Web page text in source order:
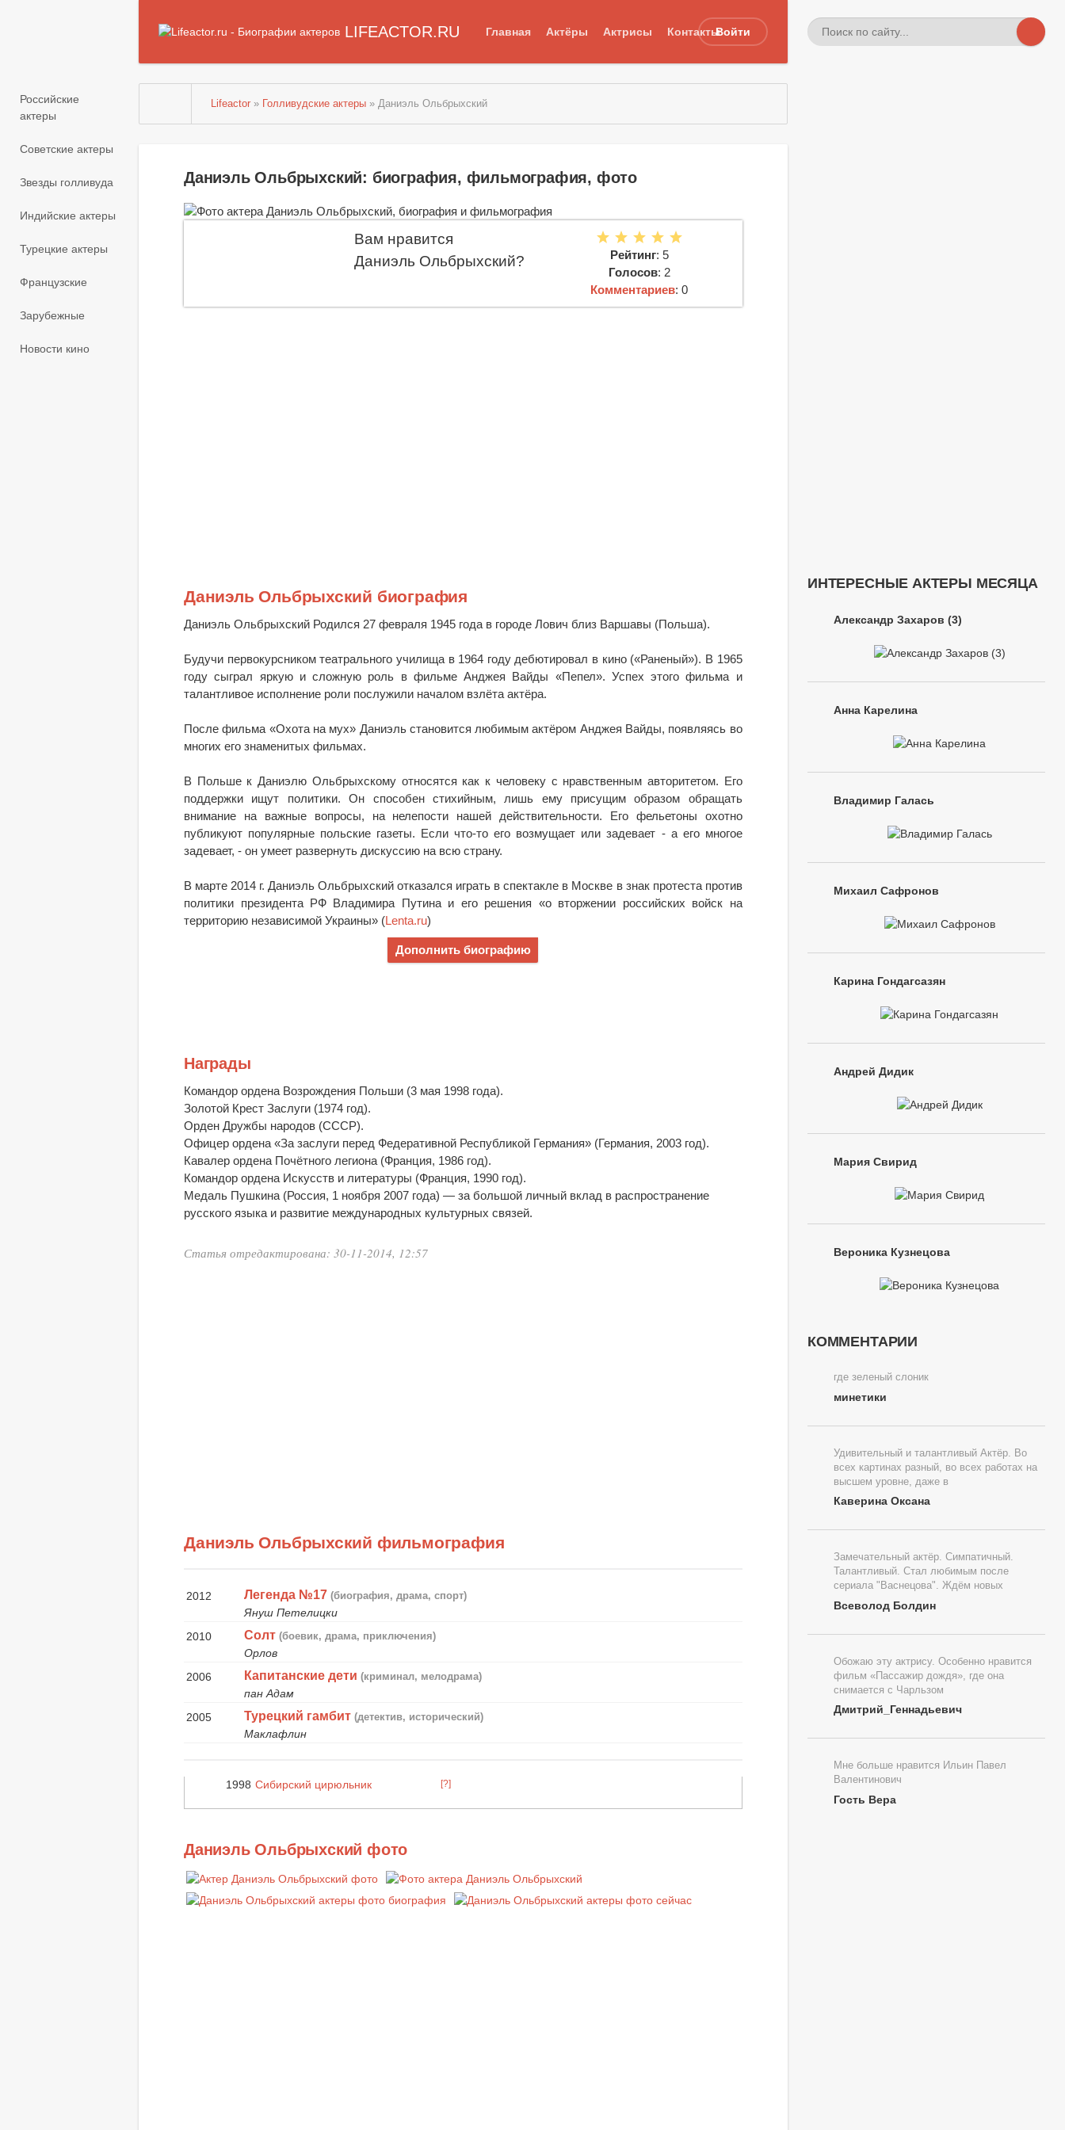
LIFEACTOR.RU Главная Актёры Актрисы КонтактыВойти
Российские
актеры
Советские актеры
Звезды голливуда
Индийские актеры
Турецкие актеры
Французские
Зарубежные
Новости кино
Lifeactor » Голливудские актеры » Даниэль Ольбрыхский
Даниэль Ольбрыхский: биография, фильмография, фото
Вам нравится
Даниэль Ольбрыхский?
Рейтинг: 5
Голосов: 2
Комментариев: 0
Даниэль Ольбрыхский биография
Даниэль Ольбрыхский Родился 27 февраля 1945 года в городе Лович близ Варшавы (Польша).
Будучи первокурсником театрального училища в 1964 году дебютировал в кино («Раненый»). В 1965
году сыграл яркую и сложную роль в фильме Анджея Вайды «Пепел». Успех этого фильма и
талантливое исполнение роли послужили началом взлёта актёра.
После фильма «Охота на мух» Даниэль становится любимым актёром Анджея Вайды, появляясь во
многих его знаменитых фильмах.
В Польше к Даниэлю Ольбрыхскому относятся как к человеку с нравственным авторитетом. Его
поддержки ищут политики. Он способен стихийным, лишь ему присущим образом обращать
внимание на важные вопросы, на нелепости нашей действительности. Его фельетоны охотно
публикуют популярные польские газеты. Если что-то его возмущает или задевает - а его многое
задевает, - он умеет развернуть дискуссию на всю страну.
В марте 2014 г. Даниэль Ольбрыхский отказался играть в спектакле в Москве в знак протеста против
политики президента РФ Владимира Путина и его решения «о вторжении российских войск на
территорию независимой Украины» (Lenta.ru)
Дополнить биографию
Награды
Командор ордена Возрождения Польши (3 мая 1998 года).
Золотой Крест Заслуги (1974 год).
Орден Дружбы народов (СССР).
Офицер ордена «За заслуги перед Федеративной Республикой Германия» (Германия, 2003 год).
Кавалер ордена Почётного легиона (Франция, 1986 год).
Командор ордена Искусств и литературы (Франция, 1990 год).
Медаль Пушкина (Россия, 1 ноября 2007 года) — за большой личный вклад в распространение
русского языка и развитие международных культурных связей.
Статья отредактирована: 30-11-2014, 12:57
Даниэль Ольбрыхский фильмография
2012 Легенда №17 (биография, драма, спорт)
Януш Петелицки
2010
Солт (боевик, драма, приключения)
Орлов
2006
Капитанские дети (криминал, мелодрама)
пан Адам
2005
Турецкий гамбит (детектив, исторический)
Маклафлин
1998 Сибирский цирюльник [?]
Даниэль Ольбрыхский фото
ИНТЕРЕСНЫЕ АКТЕРЫ МЕСЯЦА
Александр Захаров (3)
Анна Карелина
Владимир Галась
Михаил Сафронов
Карина Гондагсазян
Андрей Дидик
Мария Свирид
Вероника Кузнецова
КОММЕНТАРИИ
где зеленый слоник
минетики
Удивительный и талантливый Актёр. Во
всех картинах разный, во всех работах на
высшем уровне, даже в
Каверина Оксана
Замечательный актёр. Симпатичный.
Талантливый. Стал любимым после
сериала "Васнецова". Ждём новых
Всеволод Болдин
Обожаю эту актрису. Особенно нравится
фильм «Пассажир дождя», где она
снимается с Чарльзом
Дмитрий_Геннадьевич
Мне больше нравится Ильин Павел
Валентинович
Гость Вера